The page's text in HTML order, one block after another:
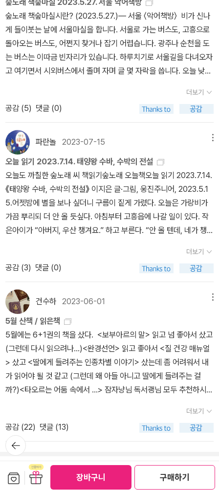
장바구니 구매하기
들〉로 건너가서 ‘빛·볕’ 두 낱말로 말빛과 숨볕을 헤아리는 이야기를
들려주고서 등허리를 편다. 《먹어 보면 알지》는 앞선 그림책하고 나
란하다. 살짝 예스러운 테두리를 짜고서 모든 멧짐승을 ‘사람흉내’를
내는 ‘귀염그림(캐릭터)’으로 갈아치워서 ‘서울시늉’이라는 줄거리로
매듭을 짓는다. 서울에서도 재미나게 재주를 뽐내는 하루를 버티는
길은 안 나쁘다. 애써 시골로 깃들거나 서울을 버려야 하지도 않다. 들
숲메를 안 품으면서도 먹고살 수 있다. 문득 ‘야만바’가 떠오른다.ㅍㄹ
ㄴ글 : 숲노래·파란놀(최종규). 낱말책을 쓴다. 《풀꽃나무 들숲노래
리말과 문해력》, 《들꽃내음 따라 걷다가 작은책집을 보았습니다》,
《우리말꽃》, 《쉬운 말이 평화》, 《곁말》, 《책숲마실》, 《우리말 수수께
끼 동시》, 《시골에서 살림 짓는 즐거움》, 《이오덕 마음 읽기》을 썼다.
blog.naver.com/hbooklove
숲노래 책숲마실 2023.5.27. 서울 악어책방
숲노래 책숲마실시란? (2023.5.27.)― 서울 〈악어책방〉 비가 신나
게 들이붓는 날에 서울마실을 합니다. 서울로 가는 버스도, 고흥으로
돌아오는 버스도, 어쩐지 찾거나 잡기 어렵습니다. 광주나 순천을 도
는 버스는 이따금 빈자리가 있습니다. 하루치기로 서울길을 다녀오자
고 여기면서 시외버스에서 졸며 자며 글 몇 자락을 씁니다. 오늘 낮에
를 보고, 비내음을 맡습니다. 어버이로서 별빛을 품고 그릴 적에 우리
아이들한테 별노래를 들려줍니다. 어른으로서 잎빛을 보고 품을 적에
이웃 아이들한테 숲노래를 속삭입니다. 쇳덩이(자동차)를 모는 하루
가 나쁠 까닭이 없습니다만, ‘오늘 스스로 꿈으로 그리면서 누릴 사
랑’부터 헤아리고서 마음에 담지 않은 채 손잡이부터 쥐면, 우리 마음
에는 쇳소리에 쇳밥이 스며요. 돈을 버는 일감이 나쁘지 않습니다만,
‘오늘 스스로 푸르게 나누며 길어올릴 사랑’부터 생각하고서 마음에
얹은 채 돈부터 벌면, 우리 마음에는 땟국에 티끌이 쌓여요. 시골에서
논밭을 지으면서 풀죽임물(농약)을 쓸 수도 있습니다만, 오롯이 푸른
사랑을 품으면서 풀죽음물을 치는 이웃님은 아직 못 만났습니다. 저
놈은 저놈이라서 밉다고 여기면, 저놈 탓이 아니라 우리가 마음에 스
스로 미움씨를 심었기에 스스로 불길이 화르르 일어나요. 새를 바라
보고 사랑하는 마음을 가꾸는 하루라면, 언제나 즐겁게 빛납니다. 작
든요. 풀벌레를 손바닥에 얹고서 소근소근 수다를 떠는 마음을 돌보
는 하루라면, 늘 싱그럽고 밝아요. 애벌레도 딱정벌레도 잎벌레도 사
슴벌레도 우리하고 똑같이 숨붙이입니다. 우리는 딴짓도 하고, 놀기
도 하고, 쉬기도 하고, 헤매기도 하기에, 이 삶이 하루하루 새롭고 즐
거울 만하지 싶습니다. 딴짓은 안 나빠요. 헤매는 길도 안 나빠요. 아
름책만 읽을 까닭이 없어요. 좀 엉터리인 사람이 벼슬을 쥐고서 허튼
짓을 할 수 있어요. 그리고 우리가 마음자리에 한결같이 푸르고 파랗
게 어우러지는 사랑을 그리면서 보금자리를 노래할 만합니다. ‘시를
문학·예술’은 모두 껍데기예요. 허울입니다. 겉치레를 털고 허물을 벗
어던질 때라야 삶을 바라보는 사람으로서 사랑을 짓는 살림길에 새롭
게 한 발을 디디고서 노래합니다. 이 노래란, 말 한 마디입니다. 말 한
마디란, 이야기입니다. 이야기란, 오늘빛이 이슬로 물들면서 스미는
꽃내음입니다.ㅅㄴㄹ《사과꽃》(김정배 글·김휘녕 그림, 공출판사, 20
23.3.31.)《태양왕 수바, 수박의 전설》(이지은, 웅진주니어, 2023.5.
더보기
공감 (5) 댓글 (0)
파란놀 2023-07-15
오늘 읽기 2023.7.14. 태양왕 수바, 수박의 전설
오늘도 까칠한 숲노래 씨 책읽기숲노래 오늘책오늘 읽기 2023.7.14.
《태양왕 수바, 수박의 전설》 이지은 글·그림, 웅진주니어, 2023.5.1
5.어젯밤에 별을 보나 싶더니 구름이 짙게 가렸다. 오늘은 가랑비가
가끔 뿌리되 더 안 올 듯싶다. 아침부터 고흥읍에 나갈 일이 있다. 작
은아이가 “아버지, 우산 챙겨요.” 하고 부른다. “안 올 텐데, 네가 챙기
섭실’에서 한다. 꽤 걸어야 한다. 여기 오는 이들 가운데 군내버스를
타고 미리 나간 뒤에, 저잣마실을 한 다음, 걸어서 찾아온 이는 없으리
라. 꽤 멀지만 모처럼 읍내 기스락 고샅을 걸으며 시골빛을 헤아린다.
그런데, 군수님은 머리말을 하자마자 ‘기념사진 촬영’부터 한다. 이러
고서 ‘다음 일정’이 바쁘다며 군의회 의원들하고 우르르 나간다. 자리
(행사)가 끝난 뒤에 ‘찰칵질’을 해야 하지 않나? 찰칵 찍고서 사라지
는 이들은 이 고장에 무슨 이바지를 할까? 《태양왕 수바, 수박의 전
설》은 수박을 재미나게 즐기도록 이바지하는 그림책이겠지. ‘즐거운
하루’하고 먼 오늘날이기에 ‘재미난 볼거리’를 찾는다고 느낀다. ‘즐거
이’ 지내는 사람은 ‘재미·재주’를 안 찾는다. ‘즐겁다·즈믄’은 한동아리
이다. ‘온’을 ‘열’ 모을 적에 ‘즈믄(즐거움)’이요 ‘지음(짓다)’라는 살림
빛을 읽는 이웃이 늘기를 빈다. 오늘밤은 별을 드디어 본다.ㅅㄴㄹ※
글쓴이숲노래(최종규) : 우리말꽃(국어사전)을 씁니다. “말꽃 짓는
책숲, 숲노래”라는 이름으로 시골인 전남 고흥에서 서재도서관·책박
물관을 꾸립니다. ‘보리 국어사전’ 편집장을 맡았고, ‘이오덕 어른 유
고’를 갈무리했습니다. 《선생님, 우리말이 뭐예요?》, 《쉬운 말이 평
화》, 《곁말》, 《곁책》, 《새로 쓰는 밑말 꾸러미 사전》, 《새로 쓰는 비
슷한말 꾸러미 사전》, 《새로 쓰는 겹말 꾸러미 사전》, 《새로 쓰는 우
더보기
공감 (3) 댓글 (0)
건수하 2023-06-01
5월 산책 / 읽은책
5월에는 6+1권의 책을 샀다. <보부아르의 말> 읽고 넘 좋아서 샀고
(그런데 다시 읽으려나...)<완경선언> 읽고 좋아서 <질 건강 매뉴얼
> 샀고 <딸에게 들려주는 인종차별 이야기> 샀는데 좀 어려워서 내
가 읽어야 될 것 같고 (그런데 왜 아들 아니고 딸에게 들려주는 걸
까?)<타오르는 어둠 속에서 ...> 잠자냥님 독서괭님 모두 추천하시길
<법정에 선 페미니스트>도 샀다. (중고로 샀어요, 땡투 못해 죄송해
요 다락방님... 응?;;)그리고 <여전히 미쳐 있는> 북펀드를 했는데 아
직 책이 안 왔는데... 6월에 책을 또 사야 하니까 5월에 산 걸로 치자.
아이에게 책 두 권을 사줬고 친구들(?)에게 세 권의 책을 선물했
다. 쌓인 적립금이 아까울 때 선물을 하면 그리 뿌듯할 수가 없다. 5월
엔 이런 책들을 읽었다. <이슬람 전사의 탄생> <완경선언> <비밀 독
더보기
공감 (22) 댓글 (13)
반품/교환 안내
뒤로가
기